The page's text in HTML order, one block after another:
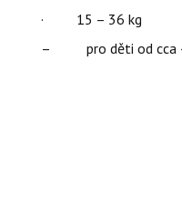
· 15 – 36 kg
– pro děti od cca 4